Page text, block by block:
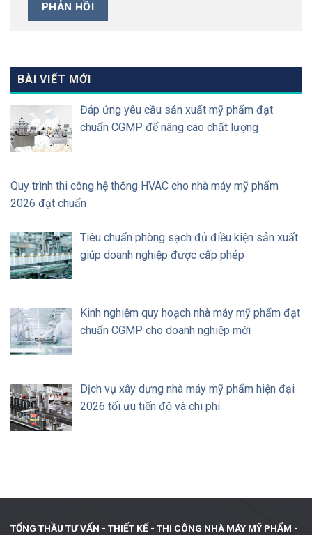
BÀI VIẾT MỚI
Đáp ứng yêu cầu sản xuất mỹ phẩm đạt
chuẩn CGMP để nâng cao chất lượng
Quy trình thi công hệ thống HVAC cho nhà máy mỹ phẩm
2026 đạt chuẩn
Tiêu chuẩn phòng sạch đủ điều kiện sản xuất
giúp doanh nghiệp được cấp phép
Kinh nghiệm quy hoạch nhà máy mỹ phẩm đạt
chuẩn CGMP cho doanh nghiệp mới
Dịch vụ xây dựng nhà máy mỹ phẩm hiện đại
2026 tối ưu tiến độ và chi phí
TỔNG THẦU TƯ VẤN - THIẾT KẾ - THI CÔNG NHÀ MÁY MỸ PHẨM -